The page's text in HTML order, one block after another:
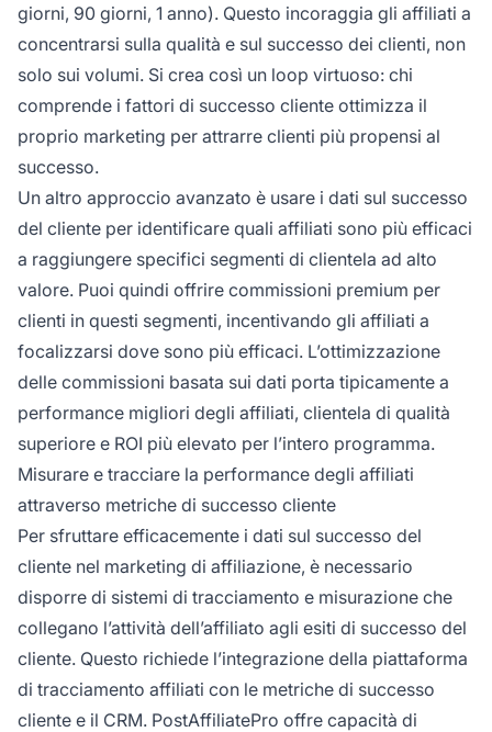
giorni, 90 giorni, 1 anno). Questo incoraggia gli affiliati a
concentrarsi sulla qualità e sul successo dei clienti, non
solo sui volumi. Si crea così un loop virtuoso: chi
comprende i fattori di successo cliente ottimizza il
proprio marketing per attrarre clienti più propensi al
successo.
Un altro approccio avanzato è usare i dati sul successo
del cliente per identificare quali affiliati sono più efficaci
a raggiungere specifici segmenti di clientela ad alto
valore. Puoi quindi offrire commissioni premium per
clienti in questi segmenti, incentivando gli affiliati a
focalizzarsi dove sono più efficaci. L’ottimizzazione
delle commissioni basata sui dati porta tipicamente a
performance migliori degli affiliati, clientela di qualità
superiore e ROI più elevato per l’intero programma.
Misurare e tracciare la performance degli affiliati
attraverso metriche di successo cliente
Per sfruttare efficacemente i dati sul successo del
cliente nel marketing di affiliazione, è necessario
disporre di sistemi di tracciamento e misurazione che
collegano l’attività dell’affiliato agli esiti di successo del
cliente. Questo richiede l’integrazione della piattaforma
di tracciamento affiliati con le metriche di successo
cliente e il CRM. PostAffiliatePro offre capacità di